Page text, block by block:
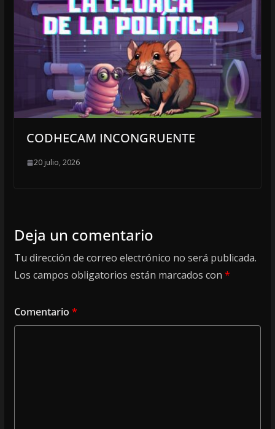
CODHECAM INCONGRUENTE
20 julio, 2026
Deja un comentario
Tu dirección de correo electrónico no será publicada.
Los campos obligatorios están marcados con *
Comentario *